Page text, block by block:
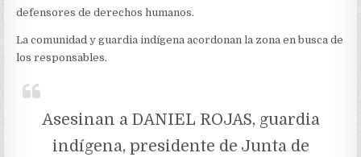
defensores de derechos humanos.
La comunidad y guardia indígena acordonan la zona en busca de
los responsables.
Asesinan a DANIEL ROJAS, guardia
indígena, presidente de Junta de